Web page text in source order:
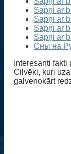
Sapņi ar
Sapņi ar
Sapņi ar
Sapņi ar
Сны на
Interesanti fakti
Cilvēki, kuri
galvenokārt